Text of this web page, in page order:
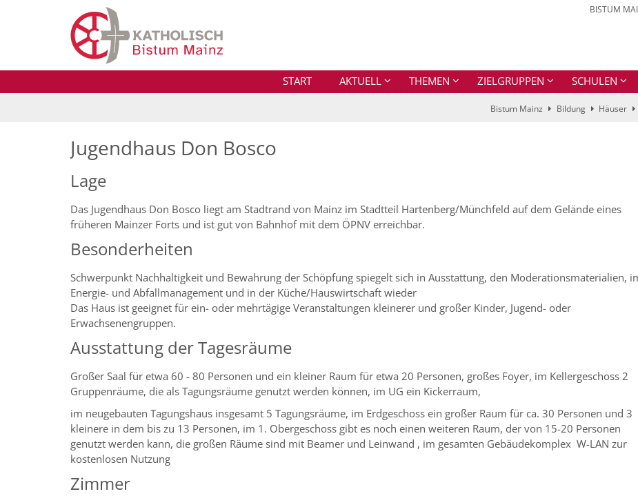
BISTUM
START AKTUELL THEMEN ZIELGRUPPEN SCHULEN
Bistum Mainz Bildung Häuser
Jugendhaus Don Bosco
Lage
Das Jugendhaus Don Bosco liegt am Stadtrand von Mainz im Stadtteil Hartenberg/Münchfeld auf dem Gelände eines
früheren Mainzer Forts und ist gut von Bahnhof mit dem ÖPNV erreichbar.
Besonderheiten
Schwerpunkt Nachhaltigkeit und Bewahrung der Schöpfung spiegelt sich in Ausstattung, den Moderationsmaterialien,
Energie- und Abfallmanagement und in der Küche/Hauswirtschaft wieder
Das Haus ist geeignet für ein- oder mehrtägige Veranstaltungen kleinerer und großer Kinder, Jugend- oder
Erwachsenengruppen.
Ausstattung der Tagesräume
Großer Saal für etwa 60 - 80 Personen und ein kleiner Raum für etwa 20 Personen, großes Foyer, im Kellergeschoss 2
Gruppenräume, die als Tagungsräume genutzt werden können, im UG ein Kickerraum,
im neugebauten Tagungshaus insgesamt 5 Tagungsräume, im Erdgeschoss ein großer Raum für ca. 30 Personen und 3
kleinere in dem bis zu 13 Personen, im 1. Obergeschoss gibt es noch einen weiteren Raum, der von 15-20 Personen
genutzt werden kann, die großen Räume sind mit Beamer und Leinwand , im gesamten Gebäudekomplex W-LAN zur
kostenlosen Nutzung
Zimmer